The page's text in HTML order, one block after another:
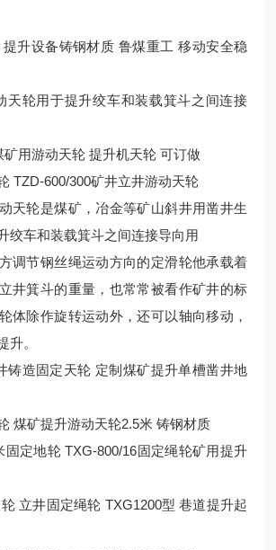
升设备铸钢材质 鲁煤重工 移动安全稳
天轮用于提升绞车和装载箕斗之间连接
矿用游动天轮 提升机天轮 可订做
TZD-600/300矿井立井游动天轮
天轮是煤矿，冶金等矿山斜井用凿井生
绞车和装载箕斗之间连接导向用
调节钢丝绳运动方向的定滑轮他承载着
井箕斗的重量，也常常被看作矿井的标
体除作旋转运动外，还可以轴向移动，
升。
铸造固定天轮 定制煤矿提升单槽凿井地
煤矿提升游动天轮2.5米 铸钢材质
固定地轮 TXG-800/16固定绳轮矿用提升
立井固定绳轮 TXG1200型 巷道提升起